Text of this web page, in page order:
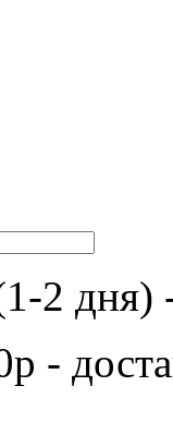
2 дня)
-